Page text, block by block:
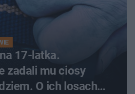
17-latka.
zadali mu ciosy
O ich losach